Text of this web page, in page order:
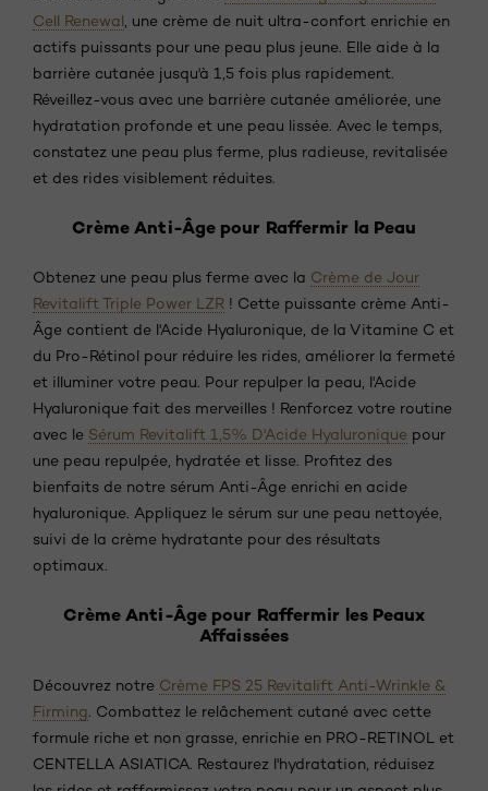
Cell Renewal , une crème de nuit ultra-confort enrichie en
actifs puissants pour une peau plus jeune. Elle aide à la
barrière cutanée jusqu'à 1,5 fois plus rapidement.
Réveillez-vous avec une barrière cutanée améliorée, une
hydratation profonde et une peau lissée. Avec le temps,
constatez une peau plus ferme, plus radieuse, revitalisée
et des rides visiblement réduites.
Crème Anti-Âge pour Raffermir la Peau
Obtenez une peau plus ferme avec la Crème de Jour
Revitalift Triple Power LZR ! Cette puissante crème Anti-
Âge contient de l'Acide Hyaluronique, de la Vitamine C et
du Pro-Rétinol pour réduire les rides, améliorer la fermeté
et illuminer votre peau. Pour repulper la peau, l'Acide
Hyaluronique fait des merveilles ! Renforcez votre routine
avec le Sérum Revitalift 1,5% D'Acide Hyaluronique pour
une peau repulpée, hydratée et lisse. Profitez des
bienfaits de notre sérum Anti-Âge enrichi en acide
hyaluronique. Appliquez le sérum sur une peau nettoyée,
suivi de la crème hydratante pour des résultats
optimaux.
Crème Anti-Âge pour Raffermir les Peaux
Affaissées
Découvrez notre Crème FPS 25 Revitalift Anti-Wrinkle &
Firming . Combattez le relâchement cutané avec cette
formule riche et non grasse, enrichie en PRO-RETINOL et
CENTELLA ASIATICA. Restaurez l'hydratation, réduisez